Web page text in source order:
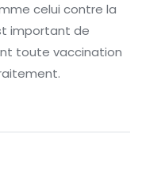
celui contre la
important de
toute vaccination